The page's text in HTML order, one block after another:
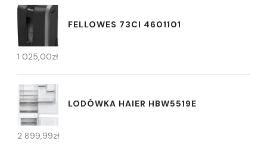
FELLOWES 73CI 4601101
1 025,00zł
LODÓWKA HAIER HBW5519E
2 899,99zł